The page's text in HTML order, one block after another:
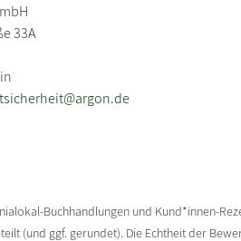
33A
Buchhandlungen und Kund*innen-
(und ggf. gerundet). Die Echtheit der